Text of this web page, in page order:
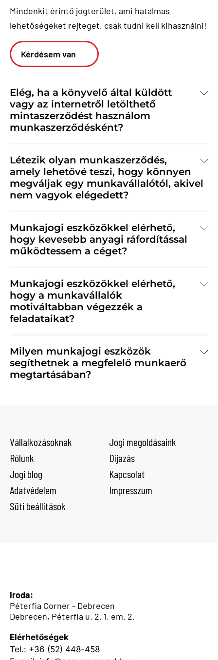
Mindenkit érintő jogterület, ami hatalmas
lehetőségeket rejteget, csak tudni kell kihasználni!
Kérdésem van
Elég, ha a könyvelő által küldött
vagy az internetről letölthető
mintaszerződést használom
munkaszerződésként?
Létezik olyan munkaszerződés,
amely lehetővé teszi, hogy könnyen
megváljak egy munkavállalótól, akivel
nem vagyok elégedett?
Munkajogi eszközökkel elérhető,
hogy kevesebb anyagi ráfordítással
működtessem a céget?
Munkajogi eszközökkel elérhető,
hogy a munkavállalók
motiváltabban végezzék a
feladataikat?
Milyen munkajogi eszközök
segíthetnek a megfelelő munkaerő
megtartásában?
Vállalkozásoknak
Jogi megoldásaink
Rólunk
Díjazás
Jogi blog
Kapcsolat
Adatvédelem
Impresszum
Süti beállítások
Iroda:
Péterfia Corner - Debrecen
Debrecen, Péterfia u. 2. 1. em. 2.
Elérhetőségek
Tel.: +36 (52) 448-458